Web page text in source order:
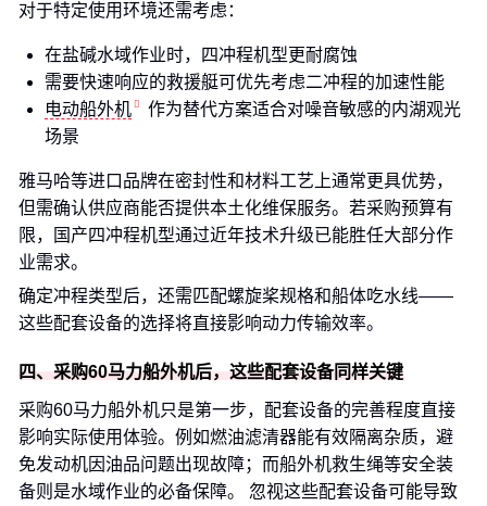
对于特定使用环境还需考虑：
在盐碱水域作业时，四冲程机型更耐腐蚀
需要快速响应的救援艇可优先考虑二冲程的加速性能
电动船外机
作为替代方案适合对噪音敏感的内湖观光
场景
雅马哈等进口品牌在密封性和材料工艺上通常更具优势，
但需确认供应商能否提供本土化维保服务。若采购预算有
限，国产四冲程机型通过近年技术升级已能胜任大部分作
业需求。
确定冲程类型后，还需匹配螺旋桨规格和船体吃水线——
这些配套设备的选择将直接影响动力传输效率。
四、采购60马力船外机后，这些配套设备同样关键
采购60马力船外机只是第一步，配套设备的完善程度直接
影响实际使用体验。例如燃油滤清器能有效隔离杂质，避
免发动机因油品问题出现故障；而船外机救生绳等安全装
备则是水域作业的必备保障。 忽视这些配套设备可能导致